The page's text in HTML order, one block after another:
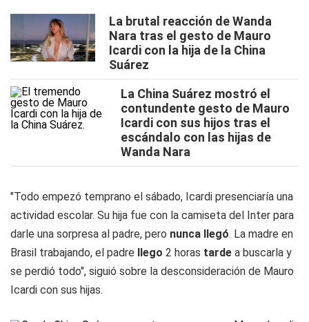
La brutal reacción de Wanda
Nara tras el gesto de Mauro
Icardi con la hija de la China
Suárez
La China Suárez mostró el
contundente gesto de Mauro
Icardi con sus hijos tras el
escándalo con las hijas de
Wanda Nara
"Todo empezó temprano el sábado, Icardi presenciaría una
actividad escolar. Su hija fue con la camiseta del Inter para
darle una sorpresa al padre, pero nunca llegó. La madre en
Brasil trabajando, el padre llego 2 horas tarde a buscarla y
se perdió todo", siguió sobre la desconsideración de Mauro
Icardi con sus hijas.